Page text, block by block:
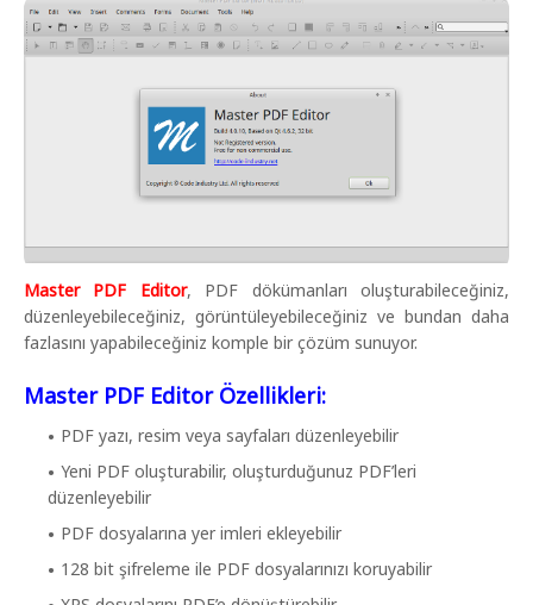
Master PDF Editor, PDF dökümanları oluşturabileceğiniz,
düzenleyebileceğiniz, görüntüleyebileceğiniz ve bundan daha
fazlasını yapabileceğiniz komple bir çözüm sunuyor.
Master PDF Editor Özellikleri:
PDF yazı, resim veya sayfaları düzenleyebilir
Yeni PDF oluşturabilir, oluşturduğunuz PDF’leri
düzenleyebilir
PDF dosyalarına yer imleri ekleyebilir
128 bit şifreleme ile PDF dosyalarınızı koruyabilir